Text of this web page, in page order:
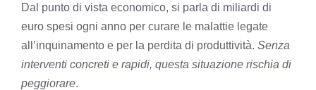
Dal punto di vista economico, si parla di miliardi di
euro spesi ogni anno per curare le malattie legate
all’inquinamento e per la perdita di produttività. Senza
interventi concreti e rapidi, questa situazione rischia di
peggiorare.